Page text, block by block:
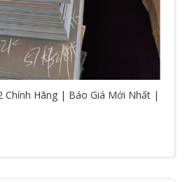
Chính Hãng | Báo Giá Mới Nhất |